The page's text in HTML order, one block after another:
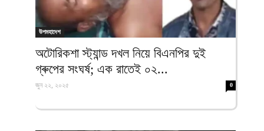
উপমহাদেশ
অটোরিকশা স্ট্যান্ড দখল নিয়ে বিএনপির দুই
গ্ৰুপের সংঘর্ষ; এক রাতেই ০২...
জুন ২২, ২০২৫ 0